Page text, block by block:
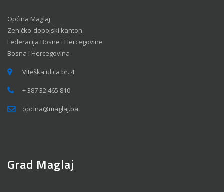
Općina Maglaj
Zeničko-dobojski kanton
Federacija Bosne i Hercegovine
Bosna i Hercegovina
Viteška ulica br. 4
+ 387 32 465 810
opcina@maglaj.ba
Grad Maglaj